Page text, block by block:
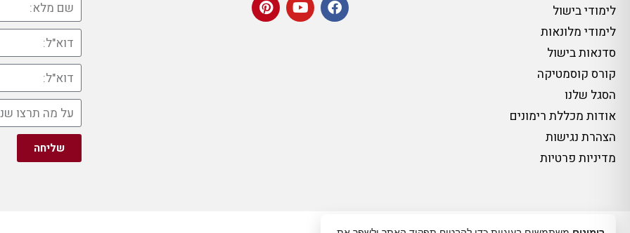
לימודי בישול
לימודי מלונאות
סדנאות בישול
קורס קוסמטיקה
הסגל שלנו
אודות מכללת רימונים
הצהרת נגישות
מדיניות פרטיות
שליחה